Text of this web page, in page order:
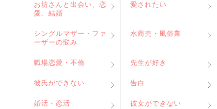
お坊さんと出会い、恋
愛、結婚
愛されたい
シングルマザー・ファ
ーザーの悩み
水商売・風俗業
職場恋愛・不倫 先生が好き
彼氏ができない 告白
婚活・恋活 彼女ができない